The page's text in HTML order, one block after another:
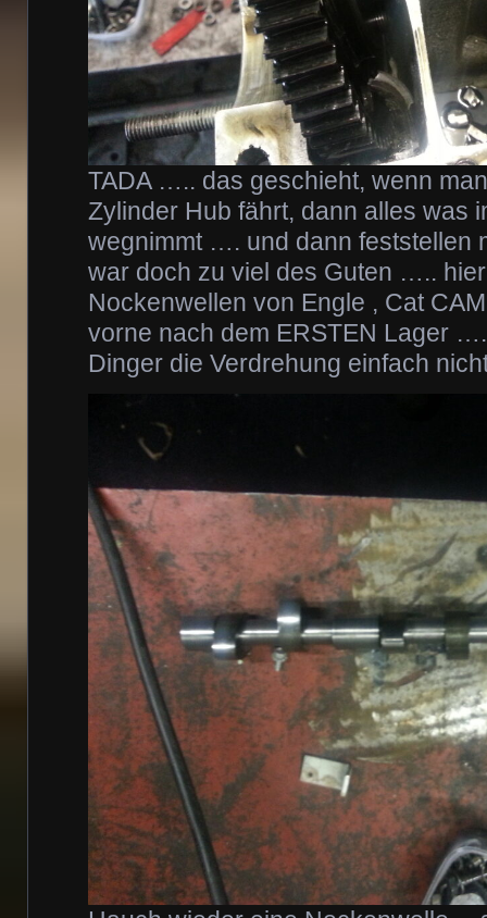
TADA ….. das geschieht, wenn
Zylinder Hub fährt, dann alles was
wegnimmt …. und dann feststellen
war doch zu viel des Guten …..
Nockenwellen von Engle , Cat
vorne nach dem ERSTEN Lager
Dinger die Verdrehung einfach